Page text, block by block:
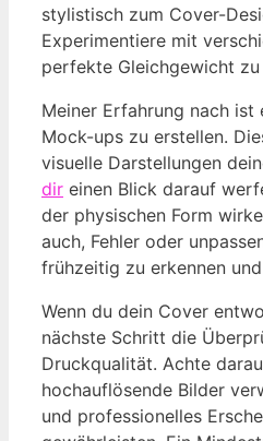
stylistisch zum Cover-
Experimentiere mit
perfekte Gleichgewicht zu
Meiner Erfahrung nach ist
Mock-ups zu erstellen.
visuelle Darstellungen
dir einen Blick darauf
der physischen Form
auch, Fehler oder
frühzeitig zu erkennen
Wenn du dein Cover
nächste Schritt die
Druckqualität. Achte
hochauflösende Bilder
und professionelles